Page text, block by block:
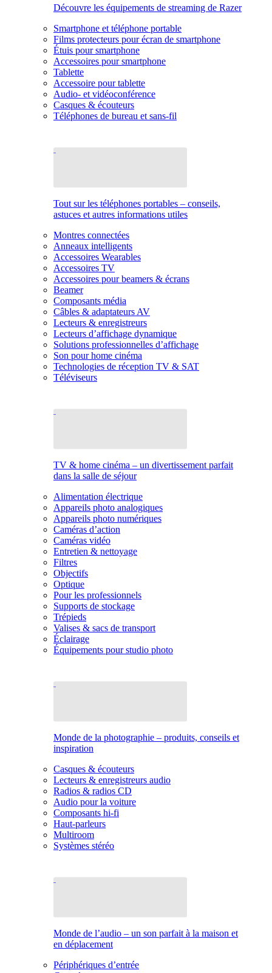
Découvre les équipements de streaming de Razer
Smartphone et téléphone portable
Films protecteurs pour écran de smartphone
Étuis pour smartphone
Accessoires pour smartphone
Tablette
Accessoire pour tablette
Audio- et vidéoconférence
Casques & écouteurs
Téléphones de bureau et sans-fil
Tout sur les téléphones portables – conseils,
astuces et autres informations utiles
Montres connectées
Anneaux intelligents
Accessoires Wearables
Accessoires TV
Accessoires pour beamers & écrans
Beamer
Composants média
Câbles & adaptateurs AV
Lecteurs & enregistreurs
Lecteurs d’affichage dynamique
Solutions professionnelles d’affichage
Son pour home cinéma
Technologies de réception TV & SAT
Téléviseurs
TV & home cinéma – un divertissement parfait
dans la salle de séjour
Alimentation électrique
Appareils photo analogiques
Appareils photo numériques
Caméras d’action
Caméras vidéo
Entretien & nettoyage
Filtres
Objectifs
Optique
Pour les professionnels
Supports de stockage
Trépieds
Valises & sacs de transport
Éclairage
Équipements pour studio photo
Monde de la photographie – produits, conseils et
inspiration
Casques & écouteurs
Lecteurs & enregistreurs audio
Radios & radios CD
Audio pour la voiture
Composants hi-fi
Haut-parleurs
Multiroom
Systèmes stéréo
Monde de l’audio – un son parfait à la maison et
en déplacement
Périphériques d’entrée